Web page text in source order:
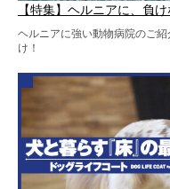
【特集】ヘルニアに、負け
ヘルニアに強い動物病院のご
け！